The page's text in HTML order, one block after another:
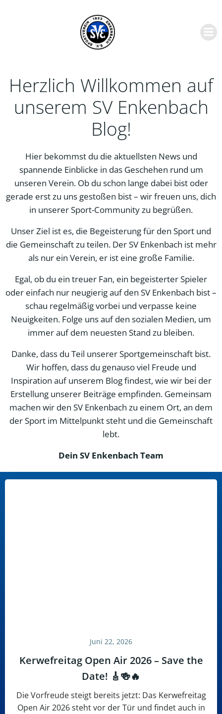
springen
Herzlich Willkommen auf
unserem SV Enkenbach
Blog!
Hier bekommst du die aktuellsten News und
spannende Einblicke in das Geschehen rund um
unseren Verein. Ob du schon lange dabei bist oder
gerade erst zu uns gestoßen bist – wir freuen uns, dich
in unserer Sport-Community zu begrüßen.
Unser Ziel ist es, die Begeisterung für den Sport und
die Gemeinschaft zu teilen. Der SV Enkenbach ist mehr
als nur ein Verein, er ist eine große Familie.
Egal, ob du ein treuer Fan, ein begeisterter Spieler
oder einfach nur neugierig auf den SV Enkenbach bist –
schau regelmäßig vorbei und verpasse keine
Neuigkeiten. Folge uns auf den sozialen Medien, um
immer auf dem neuesten Stand zu bleiben.
Danke, dass du Teil unserer Sportgemeinschaft bist.
Wir hoffen, dass du genauso viel Freude und
Inspiration auf unserem Blog findest, wie wir bei der
Erstellung unserer Beiträge empfinden. Gemeinsam
machen wir den SV Enkenbach zu einem Ort, an dem
der Sport im Mittelpunkt steht und die Gemeinschaft
lebt.
Dein SV Enkenbach Team
Juni 22, 2026
Kerwefreitag Open Air 2026 – Save the
Date! 🎸🍻🔥
Die Vorfreude steigt bereits jetzt: Das Kerwefreitag
Open Air 2026 steht vor der Tür und findet auch in